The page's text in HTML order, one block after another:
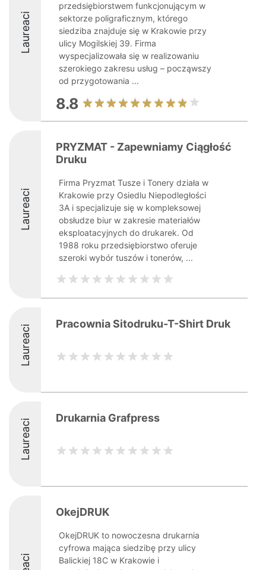
Laureaci
przedsiębiorstwem funkcjonującym w
sektorze poligraficznym, którego
siedziba znajduje się w Krakowie przy
ulicy Mogilskiej 39. Firma
wyspecjalizowała się w realizowaniu
szerokiego zakresu usług – począwszy
od przygotowania ...
8.8
Laureaci
PRYZMAT - Zapewniamy Ciągłość
Druku
Firma Pryzmat Tusze i Tonery działa w
Krakowie przy Osiedlu Niepodległości
3A i specjalizuje się w kompleksowej
obsłudze biur w zakresie materiałów
eksploatacyjnych do drukarek. Od
1988 roku przedsiębiorstwo oferuje
szeroki wybór tuszów i tonerów, ...
Laureaci Pracownia Sitodruku-T-Shirt Druk
Laureaci Drukarnia Grafpress
OkejDRUK
OkejDRUK to nowoczesna drukarnia
cyfrowa mająca siedzibę przy ulicy
Balickiej 18C w Krakowie i